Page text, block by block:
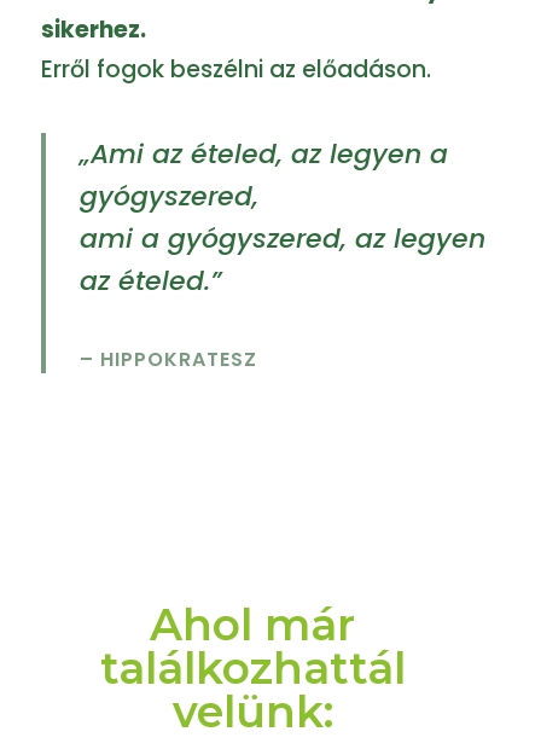
sikerhez.
Erről fogok beszélni az előadáson.
„Ami az ételed, az legyen a
gyógyszered,
ami a gyógyszered, az legyen
az ételed.”
– HIPPOKRATESZ
Ahol már
találkozhattál
velünk: